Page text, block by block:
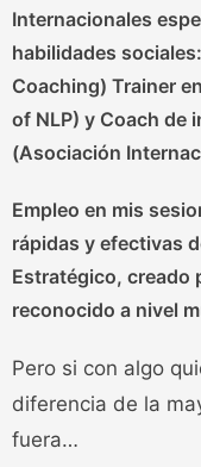
Internacionales
habilidades
Coaching) Trainer
of NLP) y Coach de
(Asociación
Empleo en mis
rápidas y efectivas
Estratégico, creado
reconocido a nivel
Pero si con algo
diferencia de la
fuera…